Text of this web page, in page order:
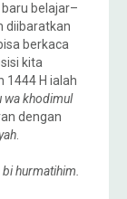
belajar–
diibaratkan
berkaca
kita
1444 H ialah
wa khodimul
dengan
.
hurmatihim.